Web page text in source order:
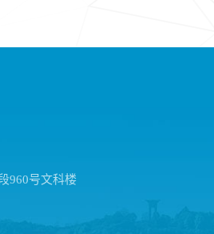
960号文科楼